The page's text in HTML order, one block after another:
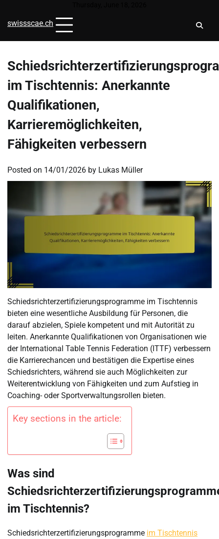
content
swissscae.ch
im Tischtennis: Anerkannte
Qualifikationen,
Karrieremöglichkeiten,
Fähigkeiten verbessern
Posted on 14/01/2026 by Lukas Müller
Schiedsrichterzertifizierungsprogramme im Tischtennis
bieten eine wesentliche Ausbildung für Personen, die
darauf abzielen, Spiele kompetent und mit Autorität zu
leiten. Anerkannte Qualifikationen von Organisationen wie
der International Table Tennis Federation (ITTF) verbessern
die Karrierechancen und bestätigen die Expertise eines
Schiedsrichters, während sie auch Möglichkeiten zur
Weiterentwicklung von Fähigkeiten und zum Aufstieg in
Coaching- oder Sportverwaltungsrollen bieten.
Key sections in the article:
Was sind
im Tischtennis?
Schiedsrichterzertifizierungsprogramme im Tischtennis